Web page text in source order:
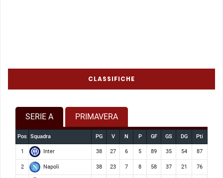
CLASSIFICHE
SERIE A PRIMAVERA
Pos Squadra PG V N P GF GS DG Pti
1 Inter 38 27 6 5 89 35 54 87
2 Napoli 38 23 7 8 58 37 21 76